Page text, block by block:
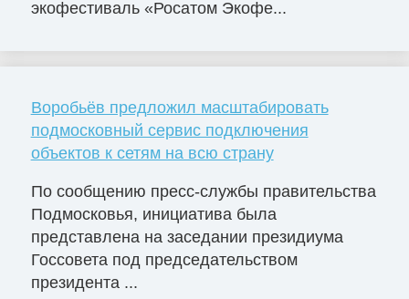
экофестиваль «Росатом Экофе...
Воробьёв предложил масштабировать
подмосковный сервис подключения
объектов к сетям на всю страну
По сообщению пресс-службы правительства
Подмосковья, инициатива была
представлена на заседании президиума
Госсовета под председательством
президента ...